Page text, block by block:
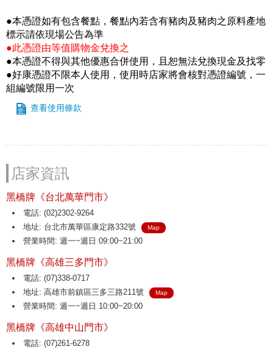
●本憑證如有包含餐點，餐點內若含有豬肉及豬肉之原料產地
標示請依現場公告為準
●此憑證由等值購物金兌換之
●本憑證不得與其他優惠合併使用，且恕無法兌換現金及找零
●好康憑證不限本人使用，使用時店家將會核對憑證編號，一
組編號限用一次
查看使用條款
店家資訊
黑橋牌《台北萬華門市》
電話: (02)2302-9264
地址: 台北市萬華區康定路332號
Map
營業時間: 週一~週日 09:00~21:00
黑橋牌《高雄三多門市》
電話: (07)338-0717
地址: 高雄市前鎮區三多三路211號
Map
營業時間: 週一~週日 10:00~20:00
黑橋牌《高雄中山門市》
電話: (07)261-6278